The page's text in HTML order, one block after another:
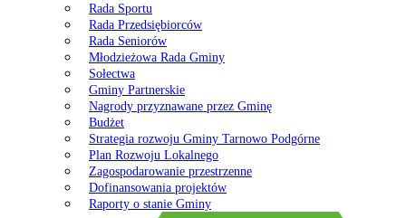
Rada Sportu
Rada Przedsiębiorców
Rada Seniorów
Młodzieżowa Rada Gminy
Sołectwa
Gminy Partnerskie
Nagrody przyznawane przez Gminę
Budżet
Strategia rozwoju Gminy Tarnowo Podgórne
Plan Rozwoju Lokalnego
Zagospodarowanie przestrzenne
Dofinansowania projektów
Raporty o stanie Gminy